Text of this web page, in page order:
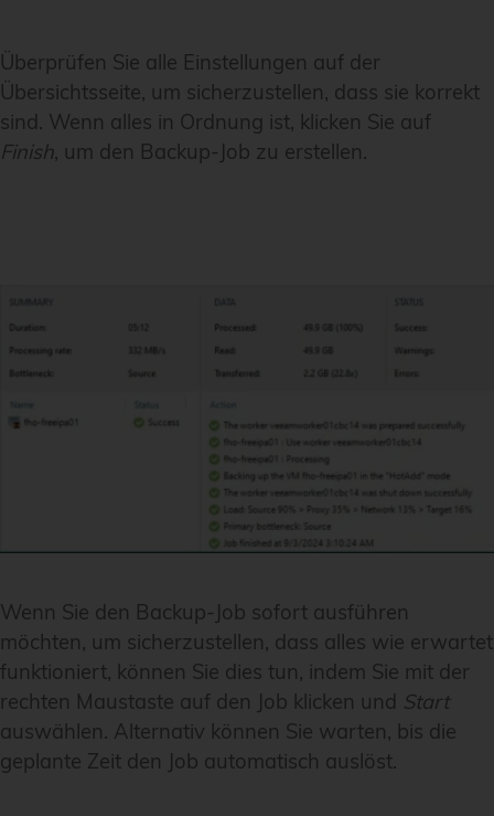
Überprüfen Sie alle Einstellungen auf der
Übersichtsseite, um sicherzustellen, dass sie korrekt
sind. Wenn alles in Ordnung ist, klicken Sie auf
Finish, um den Backup-Job zu erstellen.
Wenn Sie den Backup-Job sofort ausführen
möchten, um sicherzustellen, dass alles wie erwartet
funktioniert, können Sie dies tun, indem Sie mit der
rechten Maustaste auf den Job klicken und Start
auswählen. Alternativ können Sie warten, bis die
geplante Zeit den Job automatisch auslöst.